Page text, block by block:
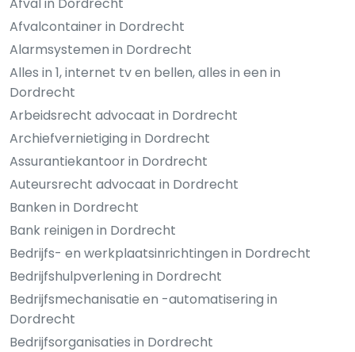
Afvalcontainer in Dordrecht
Alarmsystemen in Dordrecht
Alles in 1, internet tv en bellen, alles in een in
Dordrecht
Arbeidsrecht advocaat in Dordrecht
Archiefvernietiging in Dordrecht
Assurantiekantoor in Dordrecht
Auteursrecht advocaat in Dordrecht
Banken in Dordrecht
Bank reinigen in Dordrecht
Bedrijfs- en werkplaatsinrichtingen in Dordrecht
Bedrijfshulpverlening in Dordrecht
Bedrijfsmechanisatie en -automatisering in
Dordrecht
Bedrijfsorganisaties in Dordrecht